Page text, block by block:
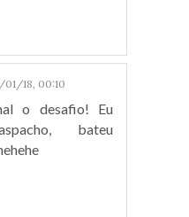
01/18, 00:10
o desafio! Eu
bateu